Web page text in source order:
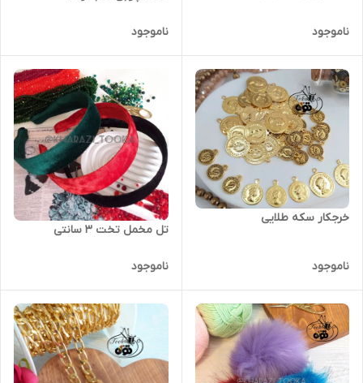
ناموجود ناموجود
خرجکار سکه طلایی
ناموجود
تل مخمل تخت ۳ سانتی
ناموجود